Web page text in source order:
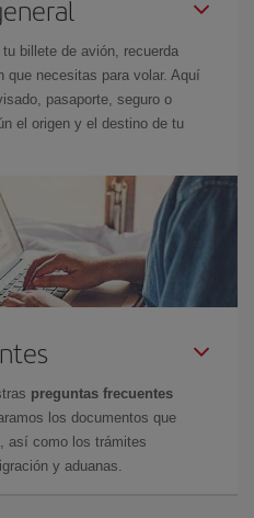
billete de avión, recuerda
que necesitas para volar. Aquí
pasaporte, seguro o
el origen y el destino de tu
preguntas frecuentes
los documentos que
así como los trámites
y aduanas.